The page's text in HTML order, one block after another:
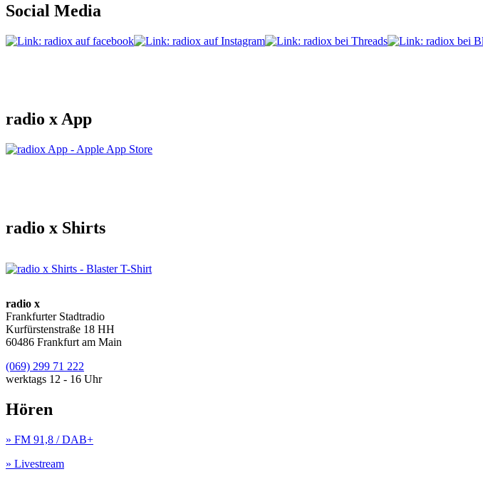
Social Media
radio x App
radio x Shirts
radio x
Frankfurter Stadtradio
Kurfürstenstraße 18 HH
60486 Frankfurt am Main
(069) 299 71 222
werktags 12 - 16 Uhr
Hören
» FM 91,8 / DAB+
» Livestream